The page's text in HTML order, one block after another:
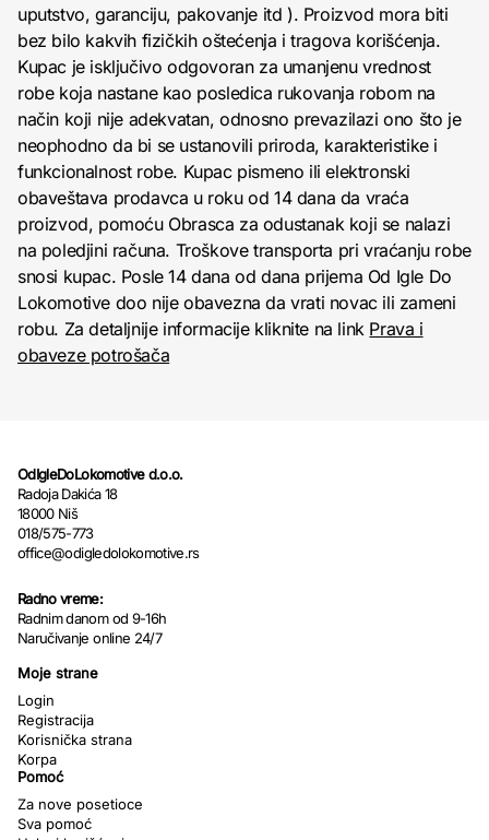
uputstvo, garanciju, pakovanje itd ). Proizvod mora biti
bez bilo kakvih fizičkih oštećenja i tragova korišćenja.
Kupac je isključivo odgovoran za umanjenu vrednost
robe koja nastane kao posledica rukovanja robom na
način koji nije adekvatan, odnosno prevazilazi ono što je
neophodno da bi se ustanovili priroda, karakteristike i
funkcionalnost robe. Kupac pismeno ili elektronski
obaveštava prodavca u roku od 14 dana da vraća
proizvod, pomoću Obrasca za odustanak koji se nalazi
na poledjini računa. Troškove transporta pri vraćanju robe
snosi kupac. Posle 14 dana od dana prijema Od Igle Do
Lokomotive doo nije obavezna da vrati novac ili zameni
robu. Za detaljnije informacije kliknite na link Prava i
obaveze potrošača
OdIgleDoLokomotive d.o.o.
Radoja Dakića 18
18000 Niš
018/575-773
office@odigledolokomotive.rs
Radno vreme:
Radnim danom od 9-16h
Naručivanje online 24/7
Moje strane
Login
Registracija
Korisnička strana
Korpa
Pomoć
Za nove posetioce
Sva pomoć